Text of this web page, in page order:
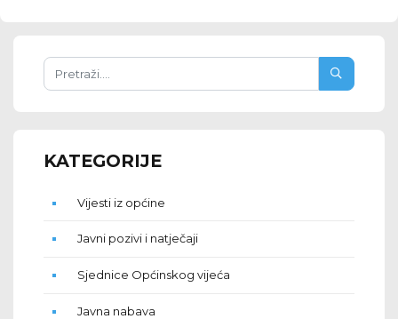
KATEGORIJE
Vijesti iz općine
Javni pozivi i natječaji
Sjednice Općinskog vijeća
Javna nabava